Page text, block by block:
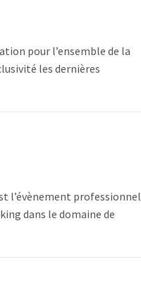
pour l’ensemble de la
les dernières
l’évènement professionnel
dans le domaine de